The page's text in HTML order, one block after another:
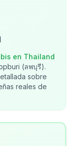
en Thailand
(ลพบุรี).
sobre
reales de